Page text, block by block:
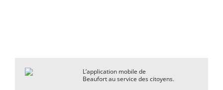
L’application mobile de
Beaufort au service des citoyens.